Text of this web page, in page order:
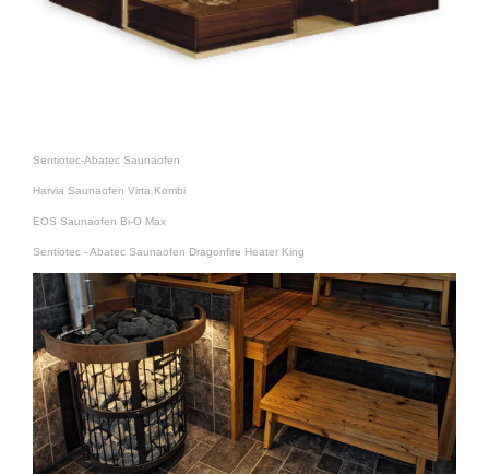
Sentiotec-Abatec Saunaofen
Harvia Saunaofen Virta Kombi
EOS Saunaofen Bi-O Max
Sentiotec - Abatec Saunaofen Dragonfire Heater King